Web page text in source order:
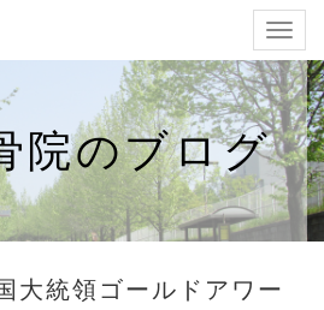
院のブログ
大統領ゴールドアワー